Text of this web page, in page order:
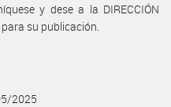
y dese a la DIRECCIÓN
para su publicación.
2025